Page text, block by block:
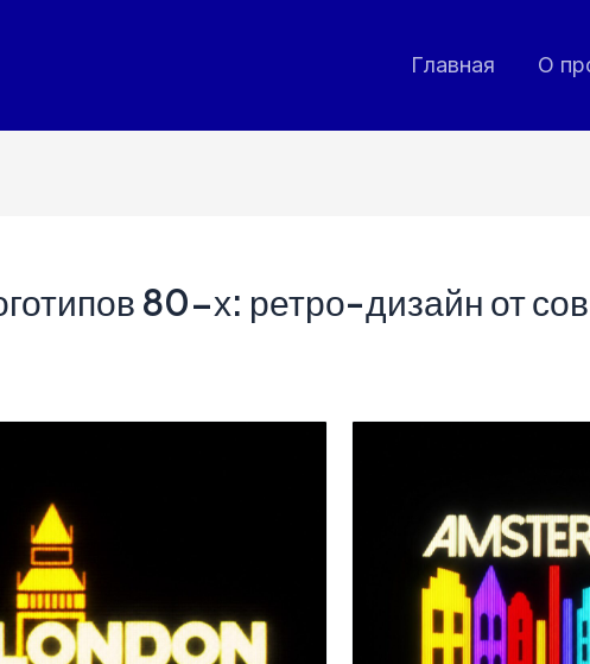
Главная О
80-х: ретро-дизайн от